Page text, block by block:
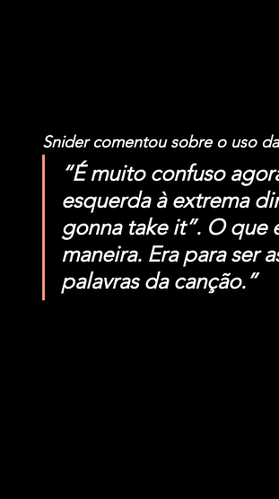
Snider comentou sobre o uso
“É muito confuso
esquerda à extrema
gonna take it”. O que
maneira. Era para ser
palavras da canção.”